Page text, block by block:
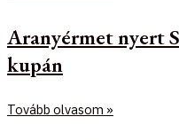
Aranyérmet nyert
kupán
Tovább olvasom »